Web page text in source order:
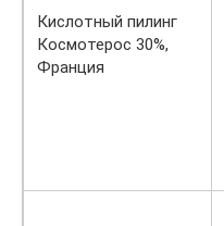
Кислотный пилинг
Космотерос 30%,
Франция